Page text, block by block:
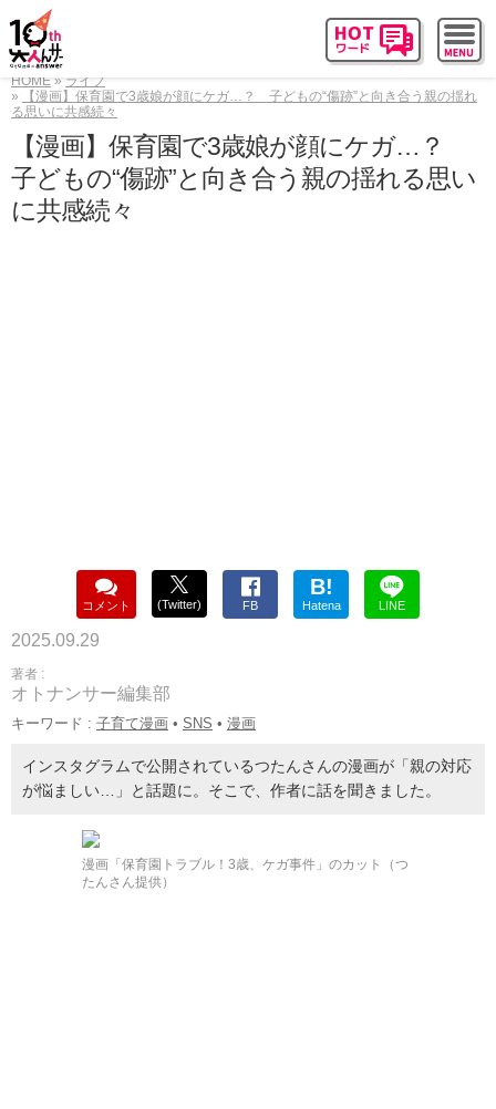
HOME
ライフ
【漫画】保育園で3歳娘が顔にケガ…？ 子どもの“傷跡”と向き合う親の揺れ
る思いに共感続々
【漫画】保育園で3歳娘が顔にケガ…？
子どもの“傷跡”と向き合う親の揺れる思い
に共感続々
コメント (Twitter) FB
B!
Hatena LINE
2025.09.29
著者 :
オトナンサー編集部
キーワード : 子育て漫画 • SNS • 漫画
インスタグラムで公開されているつたんさんの漫画が「親の対応
が悩ましい…」と話題に。そこで、作者に話を聞きました。
漫画「保育園トラブル！3歳、ケガ事件」のカット（つ
たんさん提供）